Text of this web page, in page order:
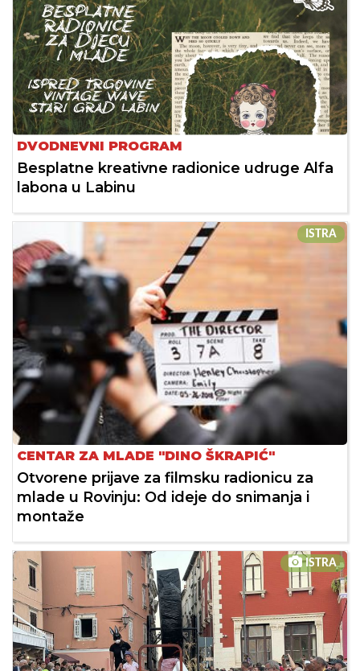
DVODNEVNI PROGRAM
Besplatne kreativne radionice udruge Alfa
labona u Labinu
ISTRA
CENTAR ZA MLADE "DINO ŠKRAPIĆ"
Otvorene prijave za filmsku radionicu za
mlade u Rovinju: Od ideje do snimanja i
montaže
ISTRA